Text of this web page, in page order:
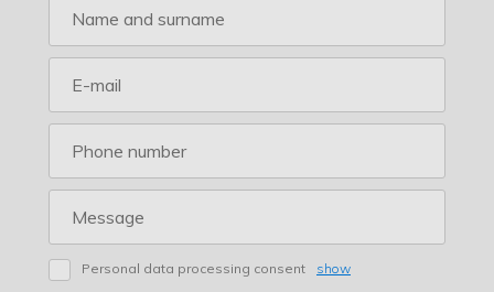
Personal data processing consent show